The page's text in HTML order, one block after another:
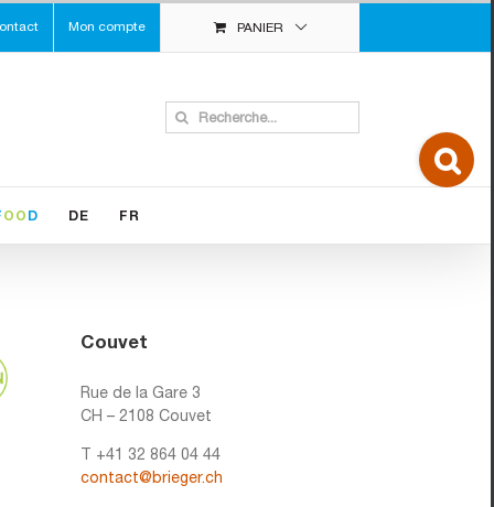
Mon compte PANIER
Search
for:
OO D DE FR
Couvet
Rue de la Gare 3
CH – 2108 Couvet
T +41 32 864 04 44
contact@brieger.ch
Toggle
Sliding
Bar